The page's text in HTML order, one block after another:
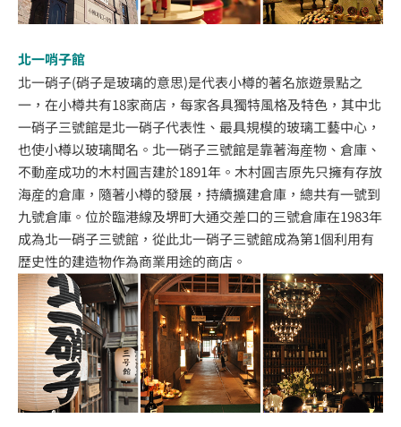
北一哨子館
北一硝子(硝子是玻璃的意思)是代表小樽的著名旅遊景點之
一，在小樽共有18家商店，每家各具獨特風格及特色，其中北
一硝子三號館是北一硝子代表性、最具規模的玻璃工藝中心，
也使小樽以玻璃聞名。北一硝子三號館是靠著海産物、倉庫、
不動産成功的木村圓吉建於1891年。木村圓吉原先只擁有存放
海産的倉庫，隨著小樽的發展，持續擴建倉庫，總共有一號到
九號倉庫。位於臨港線及堺町大通交差口的三號倉庫在1983年
成為北一硝子三號館，從此北一硝子三號館成為第1個利用有
歴史性的建造物作為商業用途的商店。